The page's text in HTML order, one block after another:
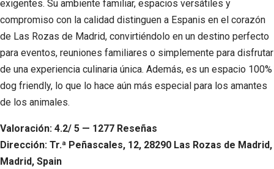
exigentes. Su ambiente familiar, espacios versátiles y
compromiso con la calidad distinguen a Espanis en el corazón
de Las Rozas de Madrid, convirtiéndolo en un destino perfecto
para eventos, reuniones familiares o simplemente para disfrutar
de una experiencia culinaria única. Además, es un espacio 100%
dog friendly, lo que lo hace aún más especial para los amantes
de los animales.
Valoración: 4.2/ 5 — 1277 Reseñas
Dirección: Tr.ª Peñascales, 12, 28290 Las Rozas de Madrid,
Madrid, Spain